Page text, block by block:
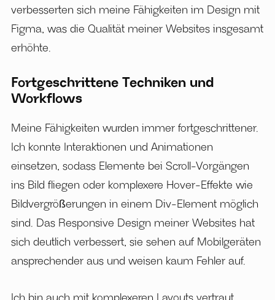
verbesserten sich meine Fähigkeiten im Design mit
Figma, was die Qualität meiner Websites insgesamt
erhöhte.
Fortgeschrittene Techniken und
Workflows
Meine Fähigkeiten wurden immer fortgeschrittener.
Ich konnte Interaktionen und Animationen
einsetzen, sodass Elemente bei Scroll-Vorgängen
ins Bild fliegen oder komplexere Hover-Effekte wie
Bildvergrößerungen in einem Div-Element möglich
sind. Das Responsive Design meiner Websites hat
sich deutlich verbessert, sie sehen auf Mobilgeräten
ansprechender aus und weisen kaum Fehler auf.